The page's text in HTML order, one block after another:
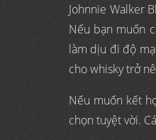
Johnnie Walker
Nếu bạn muốn
làm dịu đi độ
cho whisky trở
Nếu muốn kết
chọn tuyệt vời.